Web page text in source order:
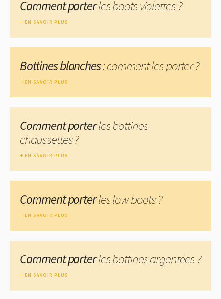
Comment porterles boots violettes ?
EN SAVOIR PLUS
Bottines blanches: comment les porter ?
EN SAVOIR PLUS
Comment porterles bottines
chaussettes ?
EN SAVOIR PLUS
Comment porterles low boots ?
EN SAVOIR PLUS
Comment porterles bottines argentées ?
EN SAVOIR PLUS